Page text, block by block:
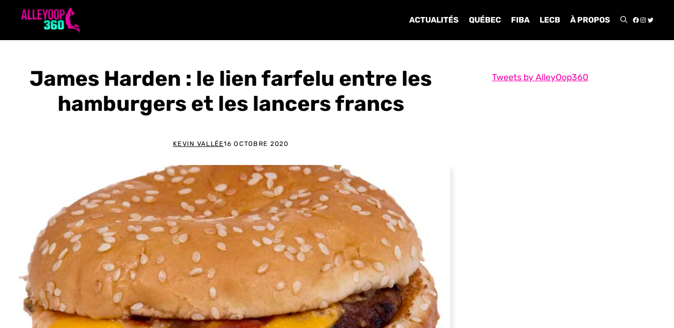
ACTUALITÉS QUÉBEC FIBA LECB À PROPOS
James Harden : le lien farfelu entre les
hamburgers et les lancers francs
KEVIN VALLÉE16 OCTOBRE 2020
Tweets by AlleyOop360